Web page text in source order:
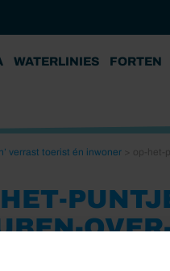
WATERLINIES FORTEN
verrast toerist én inwoner